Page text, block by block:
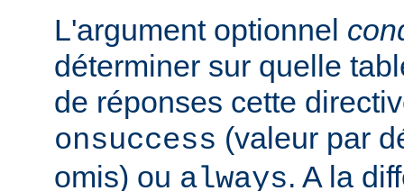
L'argument optionnel
déterminer sur quelle
de réponses cette
onsuccess (valeur par
omis) ou always. A la